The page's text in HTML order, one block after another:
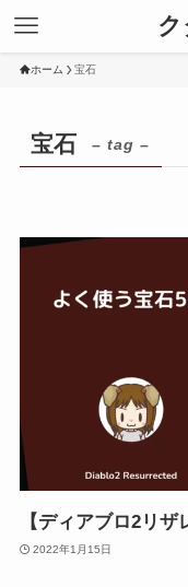
ホーム 宝石
宝石 – tag –
【ディアブロ2リ
2022年1月15日